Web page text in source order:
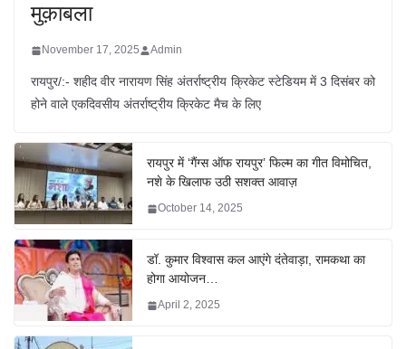
मुक़ाबला
November 17, 2025 Admin
रायपुर/:- शहीद वीर नारायण सिंह अंतर्राष्ट्रीय क्रिकेट स्टेडियम में 3 दिसंबर को
होने वाले एकदिवसीय अंतर्राष्ट्रीय क्रिकेट मैच के लिए
रायपुर में ‘गैंग्स ऑफ रायपुर’ फिल्म का गीत विमोचित,
नशे के खिलाफ उठी सशक्त आवाज़
October 14, 2025
डॉ. कुमार विश्वास कल आएंगे दंतेवाड़ा, रामकथा का
होगा आयोजन…
April 2, 2025